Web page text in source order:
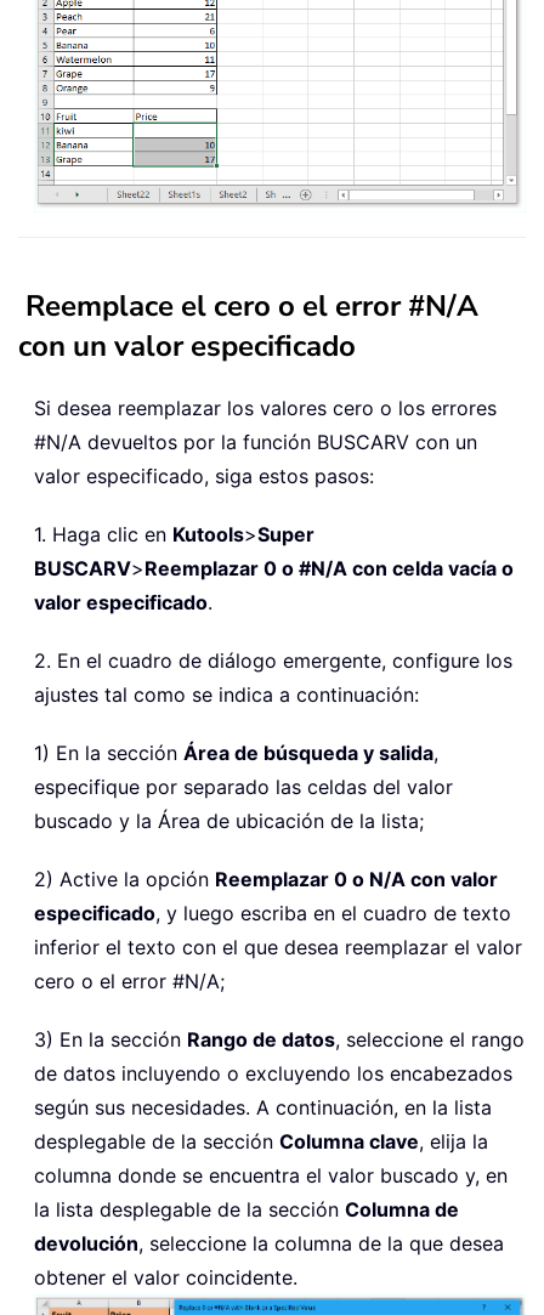
Reemplace el cero o el error #N/A
con un valor especificado
Si desea reemplazar los valores cero o los errores
#N/A devueltos por la función BUSCARV con un
valor especificado, siga estos pasos:
1. Haga clic en Kutools>Super
BUSCARV>Reemplazar 0 o #N/A con celda vacía o
valor especificado.
2. En el cuadro de diálogo emergente, configure los
ajustes tal como se indica a continuación:
1) En la sección Área de búsqueda y salida,
especifique por separado las celdas del valor
buscado y la Área de ubicación de la lista;
2) Active la opción Reemplazar 0 o N/A con valor
especificado, y luego escriba en el cuadro de texto
inferior el texto con el que desea reemplazar el valor
cero o el error #N/A;
3) En la sección Rango de datos, seleccione el rango
de datos incluyendo o excluyendo los encabezados
según sus necesidades. A continuación, en la lista
desplegable de la sección Columna clave, elija la
columna donde se encuentra el valor buscado y, en
la lista desplegable de la sección Columna de
devolución, seleccione la columna de la que desea
obtener el valor coincidente.